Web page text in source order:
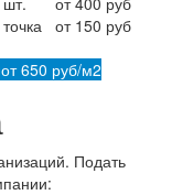
точка
от 150 руб
от 650 руб/м2
Подать